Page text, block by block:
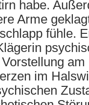
habe.
Arme
fühle.
am
im